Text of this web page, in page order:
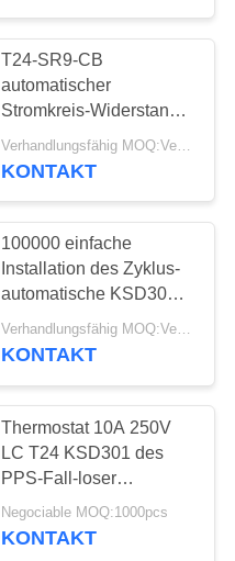
T24-SR9-CB
automatischer
Stromkreis-Widerstand
50mΩ oder kleiner
Thermoschalter-Ksd301
Verhandlungsfähig MOQ:Verhandelbar
KONTAKT
100000 einfache
Installation des Zyklus-
automatische KSD301
Thermoschalter-T24-
BR9-CB
Verhandlungsfähig MOQ:Verhandelbar
KONTAKT
Thermostat 10A 250V
LC T24 KSD301 des
PPS-Fall-loser
Klammer-automatischen
Zurücksetzens
Negociable MOQ:1000pcs
KONTAKT